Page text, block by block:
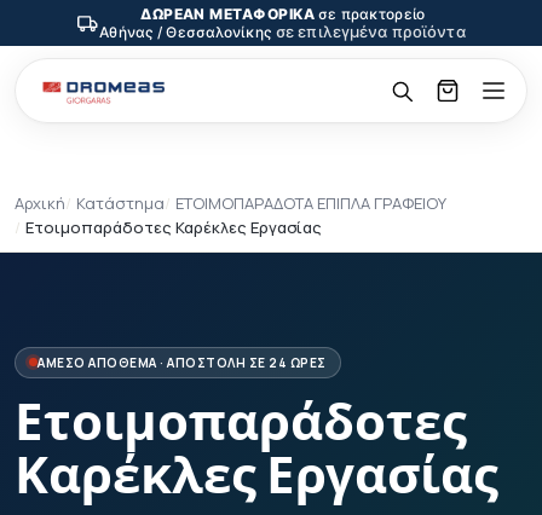
ΔΩΡΕΑΝ ΜΕΤΑΦΟΡΙΚΑ σε πρακτορείο
Αθήνας / Θεσσαλονίκης σε επιλεγμένα προϊόντα
Αρχική Κατάστημα
ΕΤΟΙΜΟΠΑΡΑΔΟΤΑ ΕΠΙΠΛΑ ΓΡΑΦΕΙΟΥ
Ετοιμοπαράδοτες Καρέκλες Εργασίας
ΑΜΕΣΟ ΑΠΟΘΕΜΑ · ΑΠΟΣΤΟΛΗ ΣΕ 24 ΩΡΕΣ
Ετοιμοπαράδοτες
Καρέκλες Εργασίας